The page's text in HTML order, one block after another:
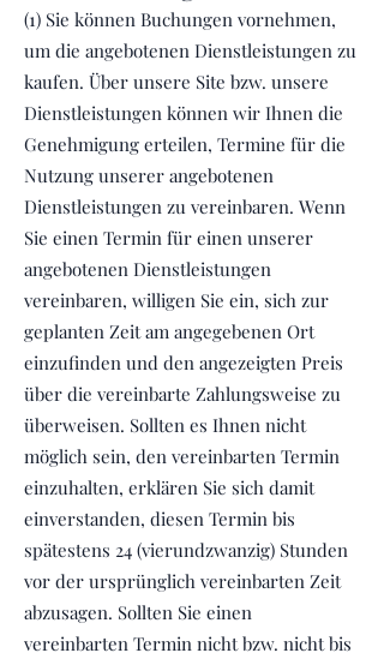
(1) Sie können Buchungen vornehmen,
um die angebotenen Dienstleistungen zu
kaufen. Über unsere Site bzw. unsere
Dienstleistungen können wir Ihnen die
Genehmigung erteilen, Termine für die
Nutzung unserer angebotenen
Dienstleistungen zu vereinbaren. Wenn
Sie einen Termin für einen unserer
angebotenen Dienstleistungen
vereinbaren, willigen Sie ein, sich zur
geplanten Zeit am angegebenen Ort
einzufinden und den angezeigten Preis
über die vereinbarte Zahlungsweise zu
überweisen. Sollten es Ihnen nicht
möglich sein, den vereinbarten Termin
einzuhalten, erklären Sie sich damit
einverstanden, diesen Termin bis
spätestens 24 (vierundzwanzig) Stunden
vor der ursprünglich vereinbarten Zeit
abzusagen. Sollten Sie einen
vereinbarten Termin nicht bzw. nicht bis